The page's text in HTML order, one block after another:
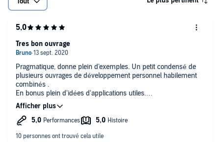
Pragmatique, donne plein d'exemples. Un petit condensé de
plusieurs ouvrages de développement personnel habilement
combinés .
En bonus plein d'idées d'applications utiles.
Merci
Tres bon ouvrage